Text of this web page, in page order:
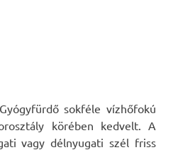
sokféle vízhőfokú
körében kedvelt. A
vagy délnyugati szél friss